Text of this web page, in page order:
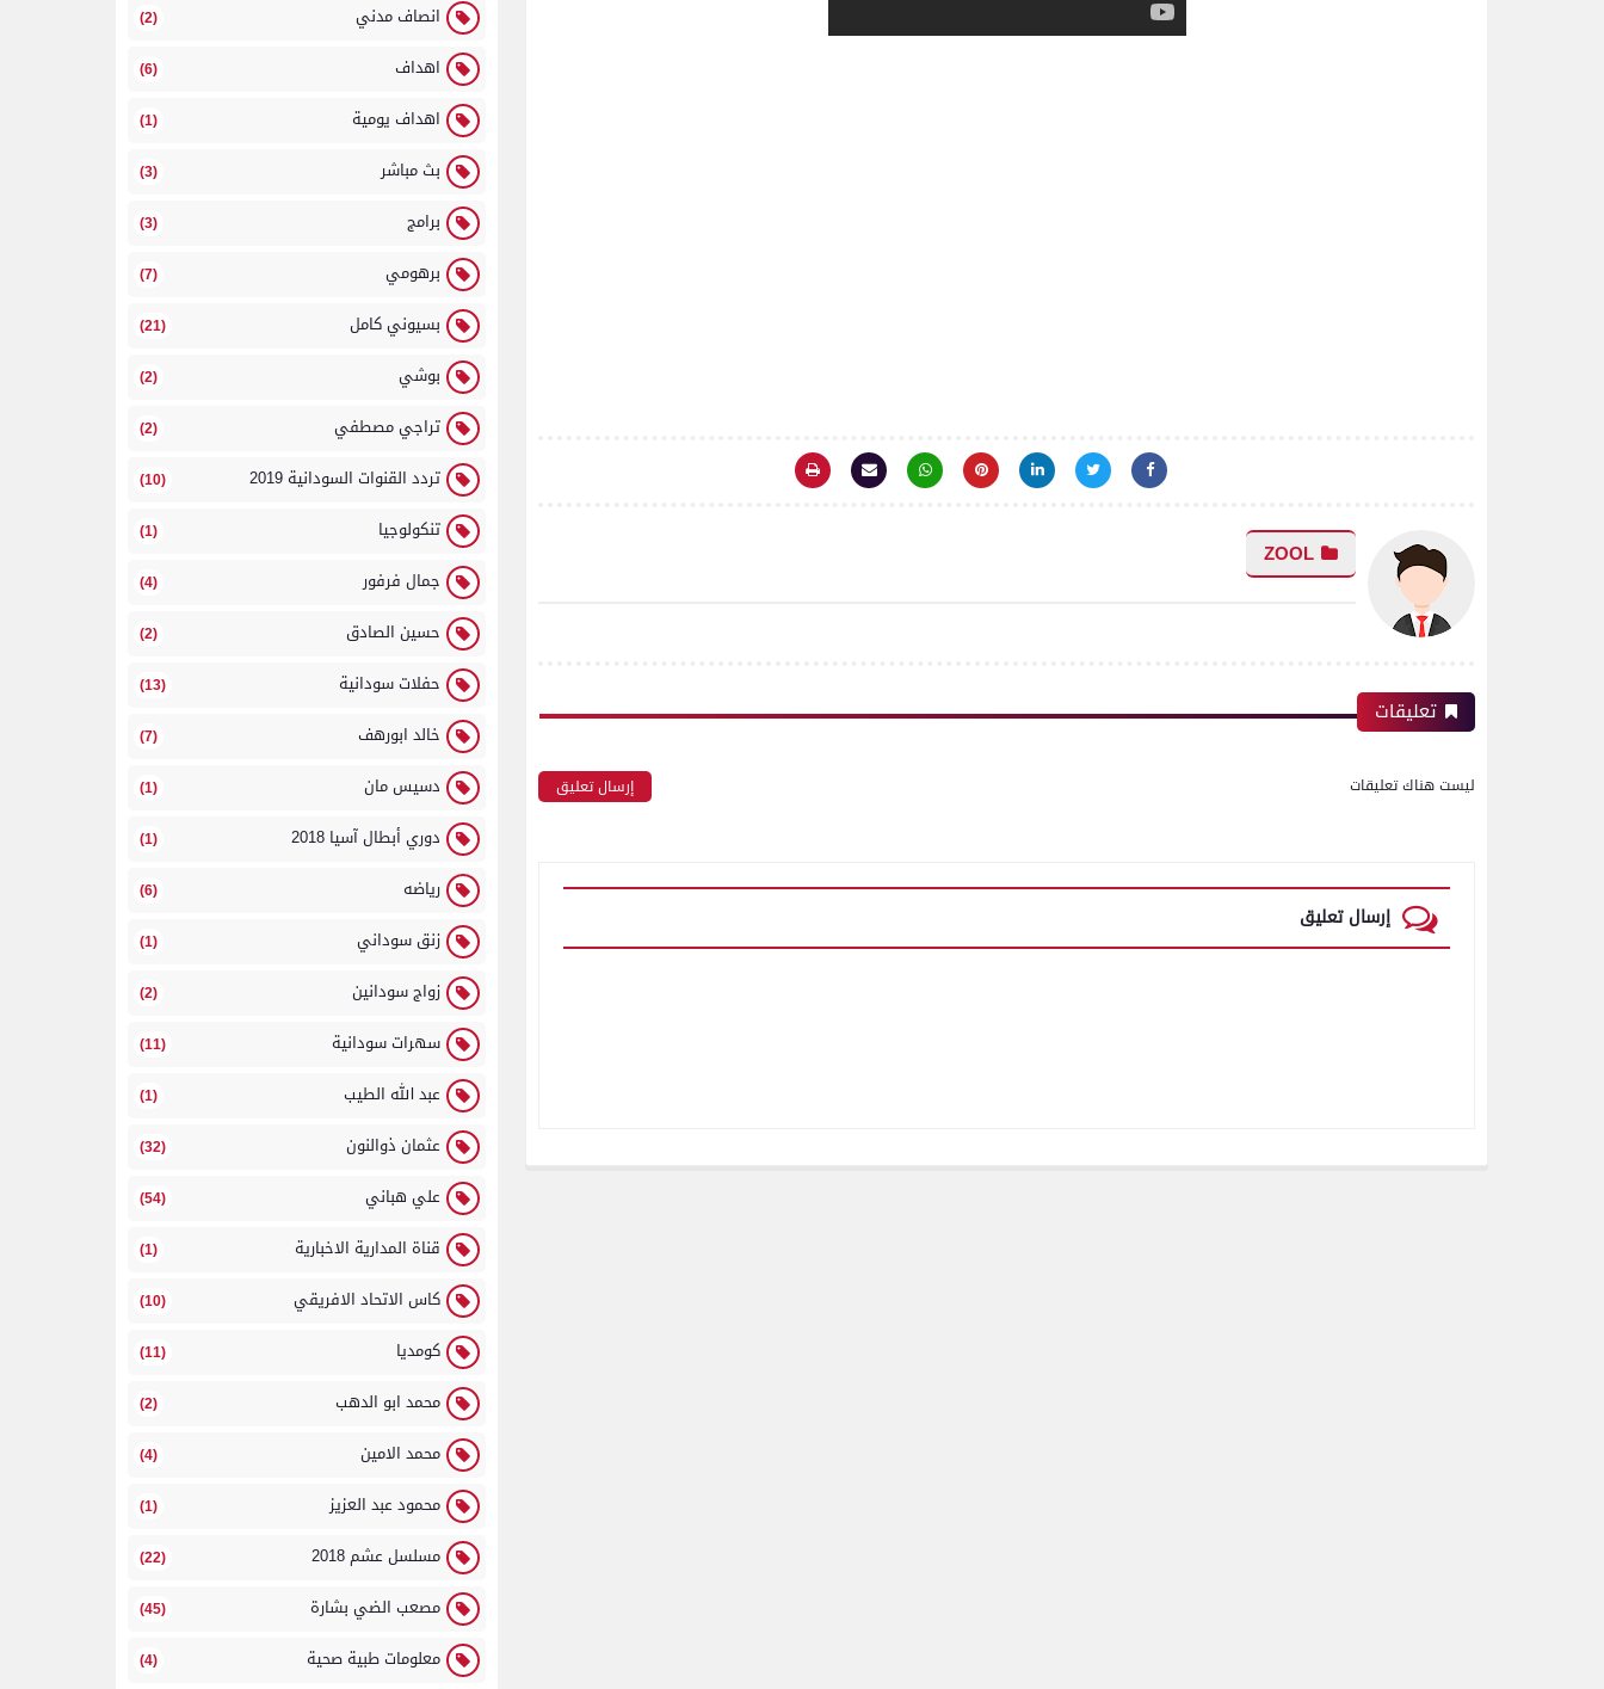
ZOOL
تعليقات
ليست هناك تعليقات إرسال تعليق
إرسال تعليق
انصاف مدني (2)
اهداف (6)
اهداف يومية (1)
بث مباشر (3)
برامج (3)
برهومي (7)
بسيوني كامل (21)
بوشي (2)
تراجي مصطفي (2)
تردد القنوات السودانية 2019 (10)
تنكولوجيا (1)
جمال فرفور (4)
حسين الصادق (2)
حفلات سودانية (13)
خالد ابورهف (7)
دسيس مان (1)
دوري أبطال آسيا 2018 (1)
رياضه (6)
زنق سوداني (1)
زواج سودانين (2)
سهرات سودانية (11)
عبد الله الطيب (1)
عثمان ذوالنون (32)
علي هباني (54)
قناة المدارية الاخبارية (1)
كاس الاتحاد الافريقي (10)
كومديا (11)
محمد ابو الدهب (2)
محمد الامين (4)
محمود عبد العزيز (1)
مسلسل عشم 2018 (22)
مصعب الضي بشارة (45)
معلومات طبية صحية (4)